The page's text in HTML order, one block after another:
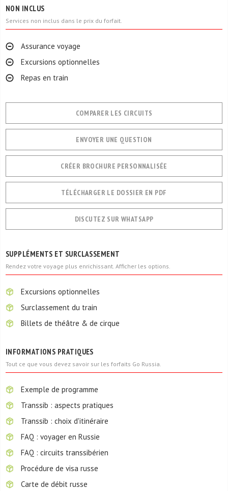
NON INCLUS
Services non inclus dans le prix du forfait.
Assurance voyage
Excursions optionnelles
Repas en train
COMPARER LES CIRCUITS
ENVOYER UNE QUESTION
CRÉER BROCHURE PERSONNALISÉE
TÉLÉCHARGER LE DOSSIER EN PDF
DISCUTEZ SUR WHATSAPP
SUPPLÉMENTS ET SURCLASSEMENT
Rendez votre voyage plus enrichissant. Afficher les options.
Excursions optionnelles
Surclassement du train
Billets de théâtre & de cirque
INFORMATIONS PRATIQUES
Tout ce que vous devez savoir sur les forfaits Go Russia.
Exemple de programme
Transsib : aspects pratiques
Transsib : choix d'itinéraire
FAQ : voyager en Russie
FAQ : circuits transsibérien
Procédure de visa russe
Carte de débit russe